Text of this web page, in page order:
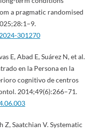
a pragmatic randomised
301270
E, Abad E, Suárez N, et al.
en la Persona en la
cognitivo de centros
2014;49(6):266–71.
Z, Saatchian V. Systematic